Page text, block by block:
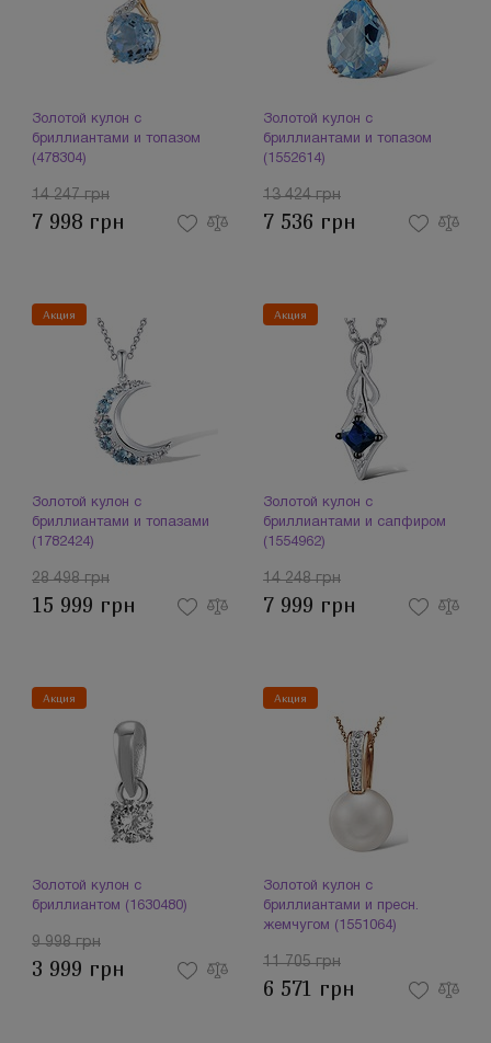
Золотой кулон с
бриллиантами и топазом
(478304)
14 247 грн
7 998 грн
Золотой кулон с
бриллиантами и топазом
(1552614)
13 424 грн
7 536 грн
Акция
Золотой кулон с
бриллиантами и топазами
(1782424)
28 498 грн
15 999 грн
Акция
Золотой кулон с
бриллиантами и сапфиром
(1554962)
14 248 грн
7 999 грн
Акция
Золотой кулон с
бриллиантом (1630480)
9 998 грн
3 999 грн
Акция
Золотой кулон с
бриллиантами и пресн.
жемчугом (1551064)
11 705 грн
6 571 грн